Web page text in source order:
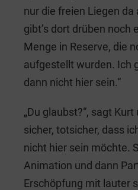
nur die freien Liegen da
gibt’s dort drüben noch
Menge in Reserve, die
aufgestellt wurden. Ich
dann nicht hier sein.“
„Du glaubst?“, sagt
sicher, totsicher, dass
nicht hier sein möchte.
Animation und dann
Erschöpfung mit lauter